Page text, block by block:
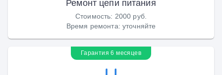
Ремонт цепи питания
Стоимость: 2000 руб.
Время ремонта: уточняйте
Гарантия 6 месяцев